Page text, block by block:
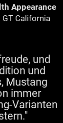
Appearance
California
und
und
Mustang
immer
Varianten